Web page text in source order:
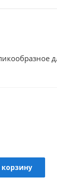
корзину